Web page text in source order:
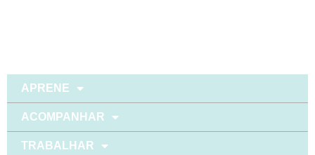
APRENE
ACOMPANHAR
TRABALHAR